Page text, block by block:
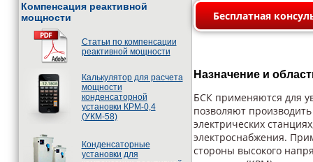
Компенсация реактивной
мощности
Статьи по компенсации
реактивной мощности
Калькулятор для расчета
мощности
конденсаторной
установки КРМ-0,4
(УКМ-58)
Конденсаторные
установки для
Бесплатная
Назначение и
БСК применяются для
позволяют
электрических
электроснабжения.
стороны высокого